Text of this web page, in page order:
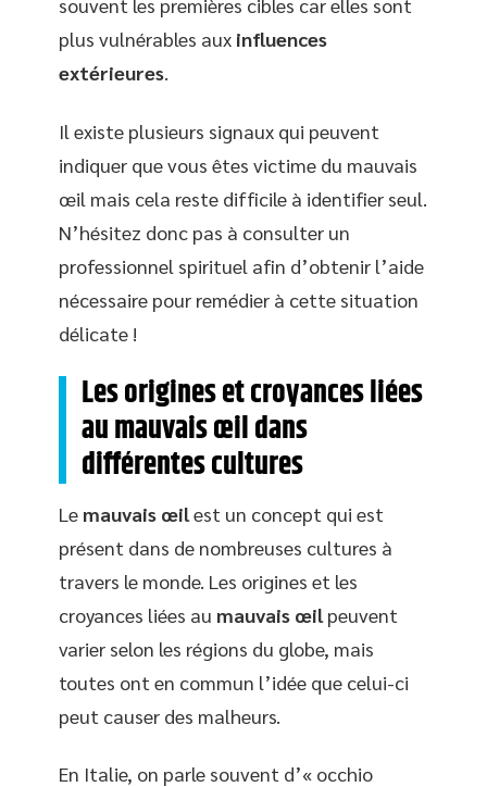
plus vulnérables aux influences
extérieures.
Il existe plusieurs signaux qui peuvent
indiquer que vous êtes victime du mauvais
œil mais cela reste difficile à identifier seul.
N’hésitez donc pas à consulter un
professionnel spirituel afin d’obtenir l’aide
nécessaire pour remédier à cette situation
délicate !
Les origines et croyances liées
au mauvais œil dans
différentes cultures
Le mauvais œil est un concept qui est
présent dans de nombreuses cultures à
travers le monde. Les origines et les
croyances liées au mauvais œil peuvent
varier selon les régions du globe, mais
toutes ont en commun l’idée que celui-ci
peut causer des malheurs.
En Italie, on parle souvent d’« occhio